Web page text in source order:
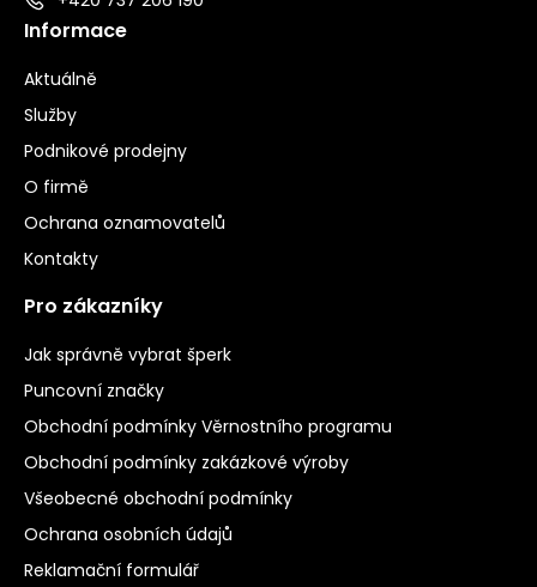
Informace
Aktuálně
Služby
Podnikové prodejny
O firmě
Ochrana oznamovatelů
Kontakty
Pro zákazníky
Jak správně vybrat šperk
Puncovní značky
Obchodní podmínky Věrnostního programu
Obchodní podmínky zakázkové výroby
Všeobecné obchodní podmínky
Ochrana osobních údajů
Reklamační formulář